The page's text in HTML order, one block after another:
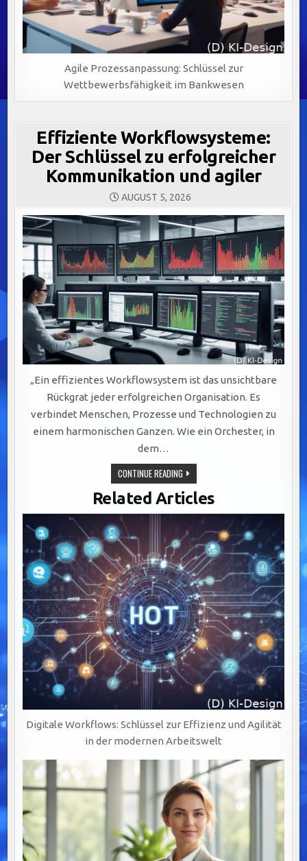
Agile Prozessanpassung: Schlüssel zur
Wettbewerbsfähigkeit im Bankwesen
Effiziente Workflowsysteme:
Der Schlüssel zu erfolgreicher
Kommunikation und agiler
AUGUST 5, 2026
„Ein effizientes Workflowsystem ist das unsichtbare
Rückgrat jeder erfolgreichen Organisation. Es
verbindet Menschen, Prozesse und Technologien zu
einem harmonischen Ganzen. Wie ein Orchester, in
dem…
CONTINUE READINGEFFIZIENTE
WORKFLOWSYSTEME:
DER
SCHLÜSSEL
ZU
ERFOLGREICHER
KOMMUNIKATION
UND
AGILER
Related Articles
Digitale Workflows: Schlüssel zur Effizienz und Agilität
in der modernen Arbeitswelt